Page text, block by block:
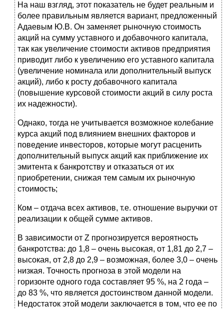
На наш взгляд, этот показатель не будет реальным и
более правильным является вариант, предложенный
Адаевым Ю.В. Он заменяет рыночную стоимость
акций на сумму уставного и добавочного капитала,
так как увеличение стоимости активов предприятия
приводит либо к увеличению его уставного капитала
(увеличение номинала или дополнительный выпуск
акций), либо к росту добавочного капитала
(повышение курсовой стоимости акций в силу роста
их надежности).
Однако, тогда не учитывается возможное колебание
курса акций под влиянием внешних факторов и
поведение инвесторов, которые могут расценить
дополнительный выпуск акций как приближение их
эмитента к банкротству и отказаться от их
приобретении, снижая тем самым их рыночную
стоимость;
Ком – отдача всех активов, т.е. отношение выручки от
реализации к общей сумме активов.
В зависимости от Z прогнозируется вероятность
банкротства: до 1,8 – очень высокая, от 1,81 до 2,7 –
высокая, от 2,8 до 2,9 – возможная, более 3,0 – очень
низкая. Точность прогноза в этой модели на
горизонте одного года составляет 95 %, на 2 года –
до 83 %, что является достоинством данной модели.
Недостаток этой модели заключается в том, что ее по